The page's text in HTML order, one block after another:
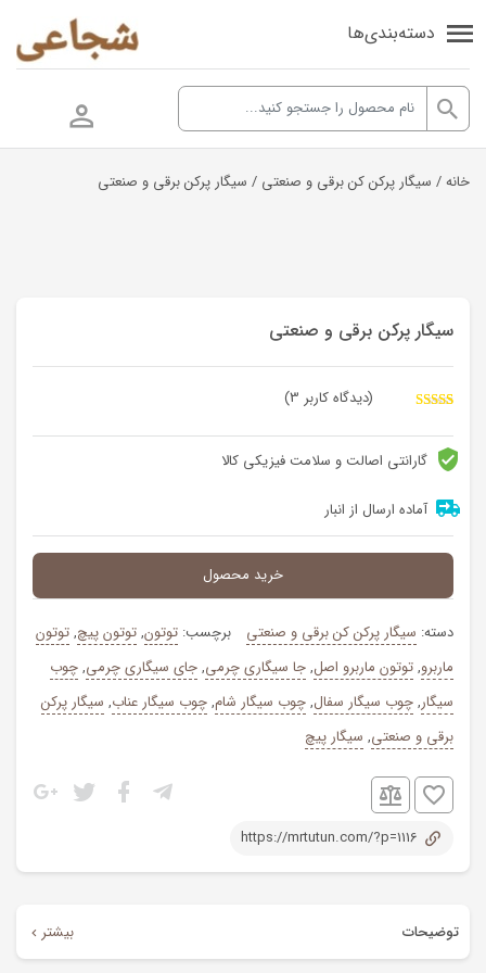
دسته‌بندی‌ها
خانه/ سیگار پرکن کن برقی و صنعتی / سیگار پرکن برقی و صنعتی
سیگار پرکن برقی و صنعتی
5 امتیاز
مشتری
(دیدگاه کاربر 3
)
گارانتی اصالت و سلامت فیزیکی کالا
آماده ارسال از انبار
خرید محصول
دسته: سیگار پرکن کن برقی و صنعتی برچسب: توتون,توتون پیچ,توتون
ماربرو,توتون ماربرو اصل,جا سیگاری چرمی,جای سیگاری چرمی,چوب
سیگار,چوب سیگار سفال,چوب سیگار شام,چوب سیگار عناب, سیگار پرکن
برقی و صنعتی, سیگار پیچ
https://mrtutun.com/?p=1116
توضیحات بیشتر